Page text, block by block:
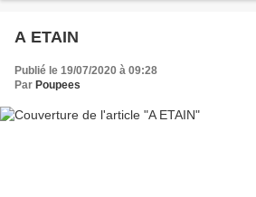
A ETAIN
Publié le 19/07/2020 à 09:28
Par Poupees